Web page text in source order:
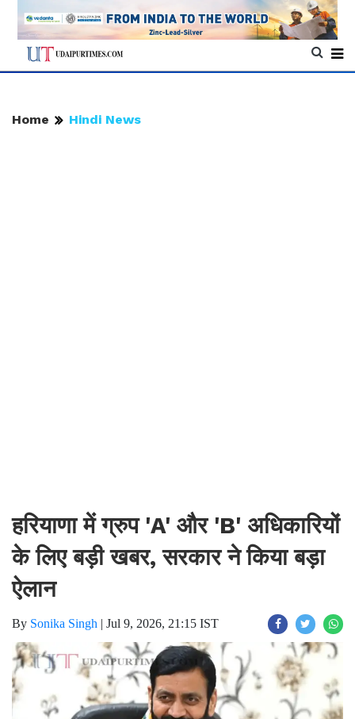
Home Hindi News
हरियाणा में ग्रुप 'A' और 'B' अधिकारियों
के लिए बड़ी खबर, सरकार ने किया बड़ा
ऐलान
By Sonika Singh | Jul 9, 2026, 21:15 IST